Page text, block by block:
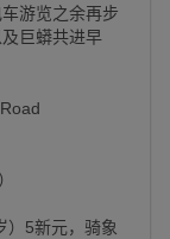
游览之余再步
巨蟒共进早
5新元，骑象